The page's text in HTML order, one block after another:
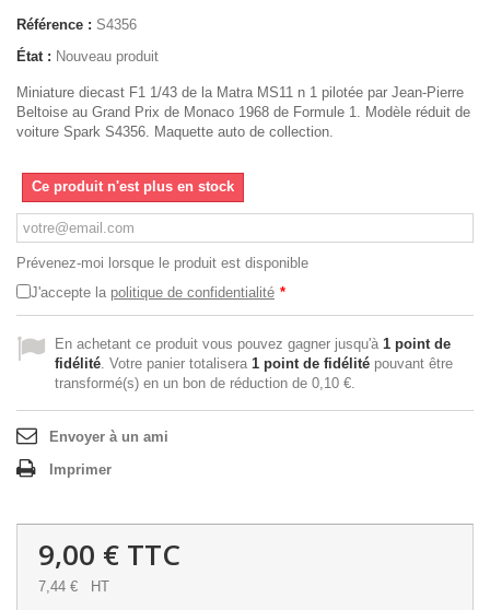
Référence : S4356
État : Nouveau produit
Miniature diecast F1 1/43 de la Matra MS11 n 1 pilotée par Jean-Pierre
Beltoise au Grand Prix de Monaco 1968 de Formule 1. Modèle réduit de
voiture Spark S4356. Maquette auto de collection.
Ce produit n'est plus en stock
Prévenez-moi lorsque le produit est disponible
J'accepte la politique de confidentialité *
En achetant ce produit vous pouvez gagner jusqu'à 1 point de
fidélité. Votre panier totalisera 1 point de fidélité pouvant être
transformé(s) en un bon de réduction de 0,10 €.
Envoyer à un ami
Imprimer
9,00 € TTC
7,44 € HT